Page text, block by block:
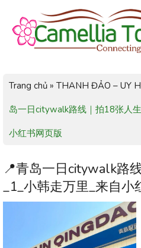
Trang chủ » THANH ĐẢO – UY
岛一日citywalk路线｜拍18张人
小红书网页版
📍青岛一日citywalk路
_1_小韩走万里_来自小